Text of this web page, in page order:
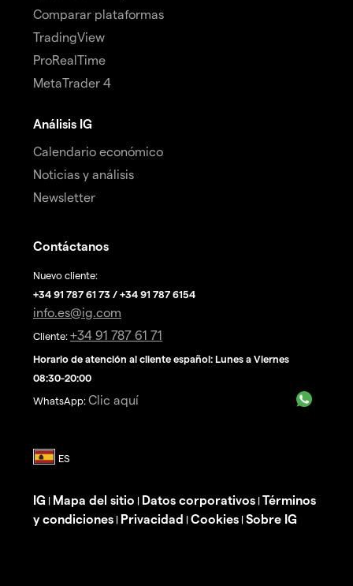
Comparar plataformas
TradingView
ProRealTime
MetaTrader 4
Análisis IG
Calendario económico
Noticias y análisis
Newsletter
Contáctanos
Nuevo cliente:
+34 91 787 61 73 / +34 91 787 6154
info.es@ig.com
Cliente: +34 91 787 61 71
Horario de atención al cliente español: Lunes a Viernes
08:30-20:00
WhatsApp: Clic aquí
IG | Mapa del sitio | Datos corporativos | Términos
y condiciones | Privacidad | Cookies | Sobre IG